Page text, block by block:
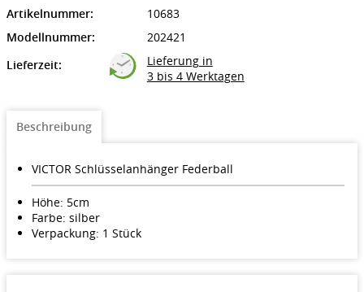
Artikelnummer:
10683
Modellnummer:
202421
Lieferzeit:
Lieferung in
3 bis 4 Werktagen
Beschreibung
VICTOR Schlüsselanhänger Federball
Höhe: 5cm
Farbe: silber
Verpackung: 1 Stück